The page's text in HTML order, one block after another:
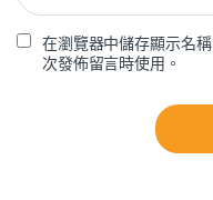
在瀏覽器中儲存顯示名
次發佈留言時使用。